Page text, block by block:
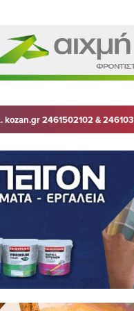
kozan.gr 2461502102 &